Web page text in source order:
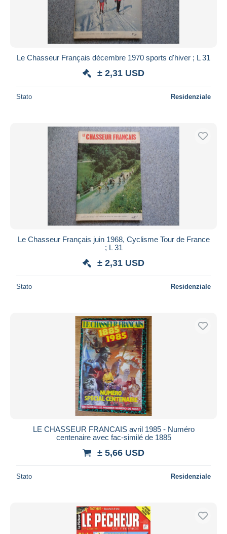
Le Chasseur Français décembre 1970 sports d'hiver ; L 31
± 2,31 USD
Stato Residenziale
Le Chasseur Français juin 1968, Cyclisme Tour de France
; L 31
± 2,31 USD
Stato Residenziale
LE CHASSEUR FRANCAIS avril 1985 - Numéro
centenaire avec fac-similé de 1885
± 5,66 USD
Stato Residenziale